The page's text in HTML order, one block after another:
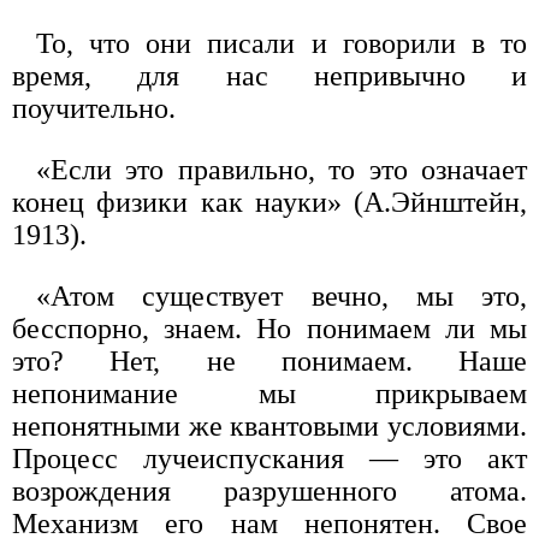
То, что они писали и говорили в то
время, для нас непривычно и
поучительно.
«Если это правильно, то это означает
конец физики как науки» (А.Эйнштейн,
1913).
«Атом существует вечно, мы это,
бесспорно, знаем. Но понимаем ли мы
это? Нет, не понимаем. Наше
непонимание мы прикрываем
непонятными же квантовыми условиями.
Процесс лучеиспускания — это акт
возрождения разрушенного атома.
Механизм его нам непонятен. Свое